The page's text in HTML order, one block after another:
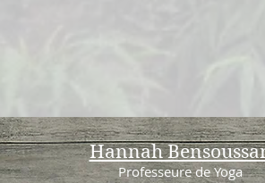
Hannah
Professeure de Yoga